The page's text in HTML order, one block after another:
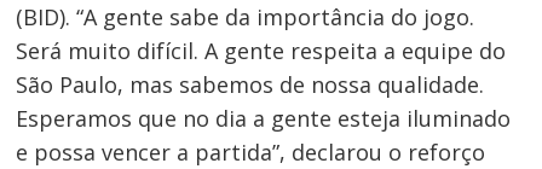
(BID). “A gente sabe da importância do jogo.
Será muito difícil. A gente respeita a equipe do
São Paulo, mas sabemos de nossa qualidade.
Esperamos que no dia a gente esteja iluminado
e possa vencer a partida”, declarou o reforço